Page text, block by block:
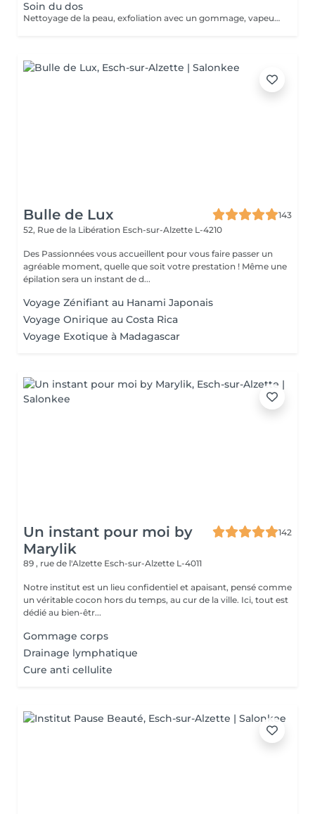
Soin du dos
Nettoyage de la peau, exfoliation avec un gommage, vapeur, extraction, Haute fréquence, Masque purifiant, Creme.
Bulle de Lux
143
52, Rue de la Libération Esch-sur-Alzette L-4210
Des Passionnées vous accueillent pour vous faire passer un
agréable moment, quelle que soit votre prestation ! Même une
épilation sera un instant de d...
Voyage Zénifiant au Hanami Japonais
Voyage Onirique au Costa Rica
Voyage Exotique à Madagascar
Un instant pour moi by
Marylik
142
89 , rue de l'Alzette Esch-sur-Alzette L-4011
Notre institut est un lieu confidentiel et apaisant, pensé comme
un véritable cocon hors du temps, au cur de la ville. Ici, tout est
dédié au bien-êtr...
Gommage corps
Drainage lymphatique
Cure anti cellulite